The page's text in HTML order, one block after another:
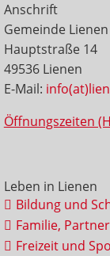
Anschrift
Gemeinde Lienen
Hauptstraße 14
49536 Lienen
E-Mail:
Öffnungszeiten
Leben in Lienen
Bildung und
Familie,
Freizeit und